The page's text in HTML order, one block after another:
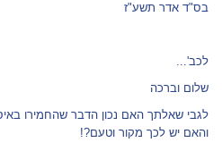
בס"ד אדר תשע"ז
לכב'...
שלום וברכה
לגבי שאלתך האם נכון הדבר שהחמירו
והאם יש לכך מקור וטעם?!